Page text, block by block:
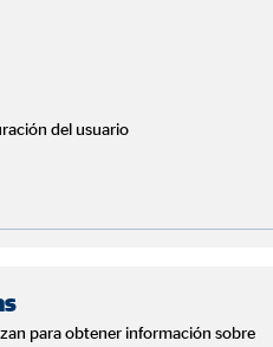
que tener en cuenta otros
liquidez y la rentabilidad. La
de convertir la inversión
tiene muy baja liquidez
Pero una cuenta de
de interés puede ser
corriente en cuestión de
del usuario
para obtener información sobre